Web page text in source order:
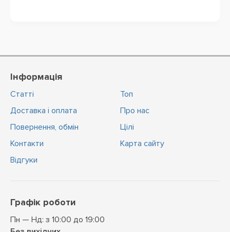
Інформація
Статті
Доставка і оплата
Повернення, обмін
Контакти
Відгуки
Топ
Про нас
Цiлi
Карта сайту
Графік роботи
Пн — Нд: з 10:00 до 19:00